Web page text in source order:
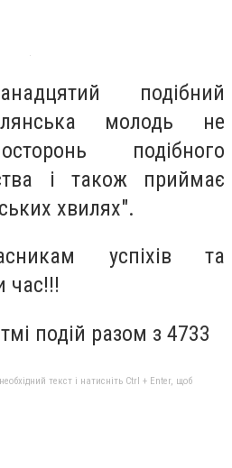
подібний
молодь не
подібного
і також приймає
хвилях".
успіхів та
час!!!
подій разом з 4733
текст і натисніть Ctrl + Enter, щоб